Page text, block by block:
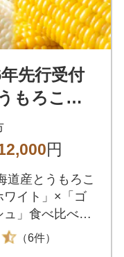
もろこし1
ュアホワ
ールドラ
円
道産とうもろこ
ワイト」×「ゴ
」食べ比べて
（6件）